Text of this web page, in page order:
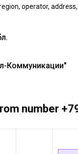
operator,
Коммуникации"
number